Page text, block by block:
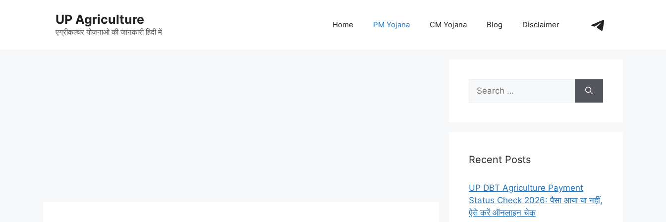
UP Agriculture
एग्रीकल्चर योजनाओ की जानकारी हिंदी में
Home PM Yojana CM Yojana Blog Disclaimer https://t.me/
Search
for:
Recent Posts
UP DBT Agriculture Payment
Status Check 2026: पैसा आया या नहीं,
ऐसे करें ऑनलाइन चेक